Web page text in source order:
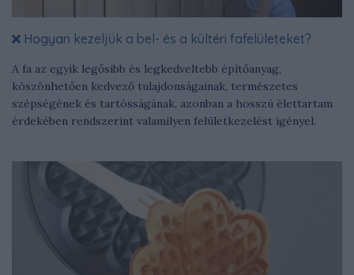
Hogyan kezeljük a bel- és a kültéri fafelületeket?
A fa az egyik legősibb és legkedveltebb építőanyag,
köszönhetően kedvező tulajdonságainak, természetes
szépségének és tartósságának, azonban a hosszú élettartam
érdekében rendszerint valamilyen felületkezelést igényel.